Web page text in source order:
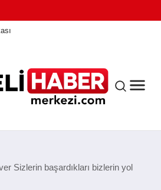
Sizlerin başardıkları bizlerin yol